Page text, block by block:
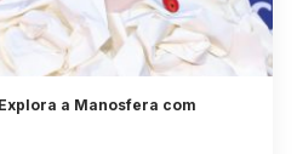
a Manosfera com